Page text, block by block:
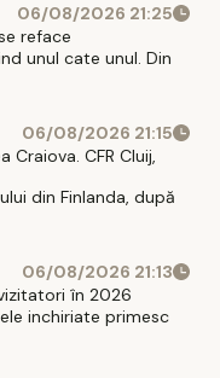
06/08/2026 21:25
reface
unul cate unul. Din
06/08/2026 21:15
CFR Cluij,
din Finlanda, după
06/08/2026 21:13
în 2026
inchiriate primesc